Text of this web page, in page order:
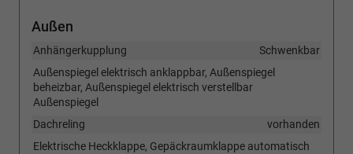
Außen
Schwenkbar
Anhängerkupplung
Außenspiegel elektrisch anklappbar, Außenspiegel
beheizbar, Außenspiegel elektrisch verstellbar
Außenspiegel
vorhanden
Dachreling
Elektrische Heckklappe, Gepäckraumklappe automatisch